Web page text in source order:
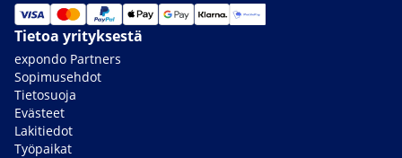
Tietoa yrityksestä
expondo Partners
Sopimusehdot
Tietosuoja
Evästeet
Lakitiedot
Työpaikat